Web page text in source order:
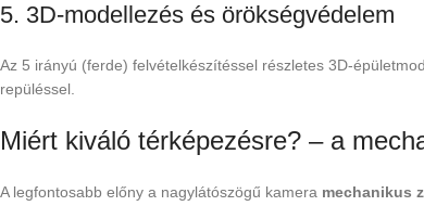
5. 3D-modellezés és örökségvédelem
Az 5 irányú (ferde) felvételkészítéssel részletes 3D-
repüléssel.
Miért kiváló térképezésre? – a
A legfontosabb előny a nagylátószögű kamera mechanikus